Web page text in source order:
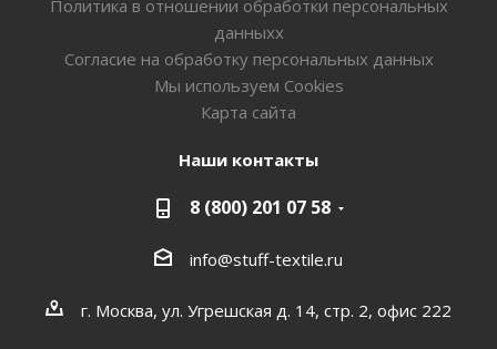
Политика в отношении обработки персональных
данныхх
Согласие на обработку персональных данных
Мы используем Cookies
Карта сайта
Наши контакты
8 (800) 201 07 58
info@stuff-textile.ru
г. Москва, ул. Угрешская д. 14, стр. 2, офис 222